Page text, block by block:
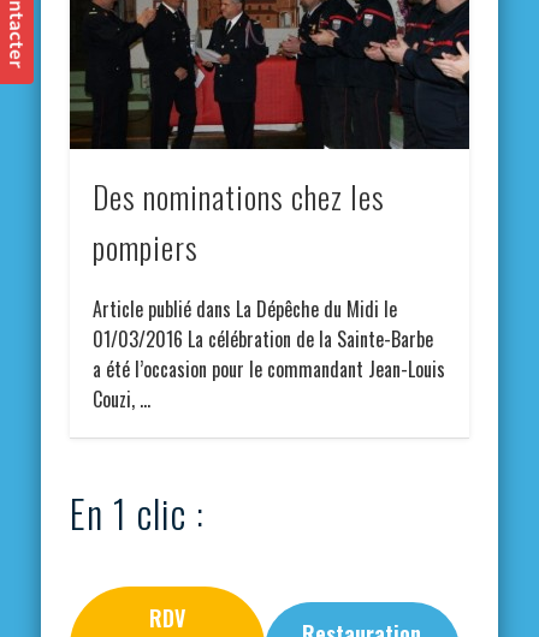
Des nominations chez les
pompiers
Article publié dans La Dépêche du Midi le
01/03/2016 La célébration de la Sainte-Barbe
a été l’occasion pour le commandant Jean-Louis
Couzi, …
En 1 clic :
RDV